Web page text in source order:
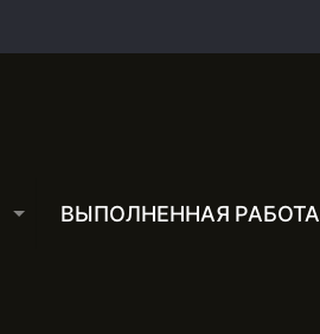
ВЫПОЛНЕННАЯ РАБОТА